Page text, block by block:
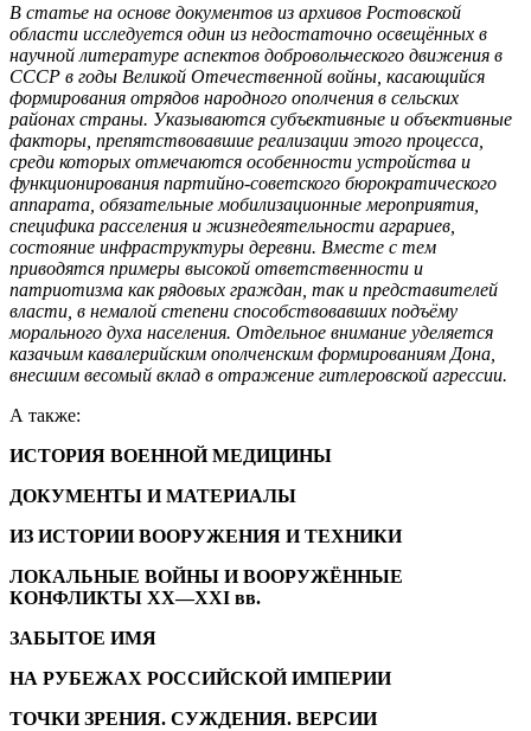
В статье на основе документов из архивов Ростовской
области исследуется один из недостаточно освещённых в
научной литературе аспектов добровольческого движения в
СССР в годы Великой Отечественной войны, касающийся
формирования отрядов народного ополчения в сельских
районах страны. Указываются субъективные и объективные
факторы, препятствовавшие реализации этого процесса,
среди которых отмечаются особенности устройства и
функционирования партийно-советского бюрократического
аппарата, обязательные мобилизационные мероприятия,
специфика расселения и жизнедеятельности аграриев,
состояние инфраструктуры деревни. Вместе с тем
приводятся примеры высокой ответственности и
патриотизма как рядовых граждан, так и представителей
власти, в немалой степени способствовавших подъёму
морального духа населения. Отдельное внимание уделяется
казачьим кавалерийским ополченским формированиям Дона,
внесшим весомый вклад в отражение гитлеровской агрессии.
А также:
ИСТОРИЯ ВОЕННОЙ МЕДИЦИНЫ
ДОКУМЕНТЫ И МАТЕРИАЛЫ
ИЗ ИСТОРИИ ВООРУЖЕНИЯ И ТЕХНИКИ
ЛОКАЛЬНЫЕ ВОЙНЫ И ВООРУЖЁННЫЕ
КОНФЛИКТЫ XX—XXI вв.
ЗАБЫТОЕ ИМЯ
НА РУБЕЖАХ РОССИЙСКОЙ ИМПЕРИИ
ТОЧКИ ЗРЕНИЯ. СУЖДЕНИЯ. ВЕРСИИ